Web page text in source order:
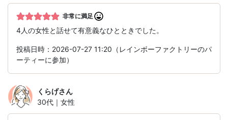
非常に満足
4人の女性と話せて有意義なひとときでした。
投稿日時：2026-07-27 11:20（レインボーファクトリーのパ
ーティーに参加）
くらげさん
30代｜女性